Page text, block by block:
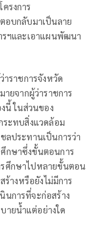
รงการ
อบกลับมาเป็นลาย
รฯและเอาแผนพัฒนา
ราชการจังหวัด
ยจากผู้ว่าราชการ
นี้ ในส่วนของ
ระทบสิ่งแวดล้อม
ประทานเป็นการว่า
กษาซึ่งขั้นตอนการ
รศึกษาไปหลายขั้นตอน
ร้างหรือยังไม่มีการ
นการที่จะก่อสร้าง
ายน้ำแต่อย่างใด